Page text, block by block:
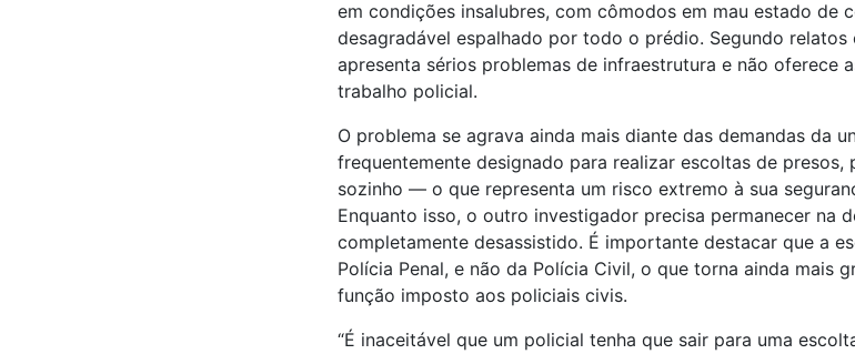
em condições insalubres, com cômodos em mau estado de
desagradável espalhado por todo o prédio. Segundo
apresenta sérios problemas de infraestrutura e não oferece
trabalho policial.
O problema se agrava ainda mais diante das demandas da
frequentemente designado para realizar escoltas de
sozinho — o que representa um risco extremo à sua
Enquanto isso, o outro investigador precisa permanecer na
completamente desassistido. É importante destacar que a
Polícia Penal, e não da Polícia Civil, o que torna ainda mais
função imposto aos policiais civis.
“É inaceitável que um policial tenha que sair para uma